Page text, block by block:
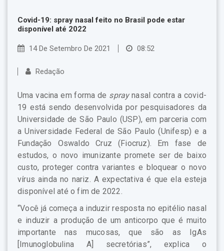
Covid-19: spray nasal feito no Brasil pode estar
disponível até 2022
14 De Setembro De 2021 08:52
Redação
Uma vacina em forma de spraynasal contra a covid-
19 está sendo desenvolvida por pesquisadores da
Universidade de São Paulo (USP), em parceria com
a Universidade Federal de São Paulo (Unifesp) e a
Fundação Oswaldo Cruz (Fiocruz). Em fase de
estudos, o novo imunizante promete ser de baixo
custo, proteger contra variantes e bloquear o novo
vírus ainda no nariz. A expectativa é que ela esteja
disponível até o fim de 2022.
“Você já começa a induzir resposta no epitélio nasal
e induzir a produção de um anticorpo que é muito
importante nas mucosas, que são as IgAs
[Imunoglobulina A] secretórias”, explica o